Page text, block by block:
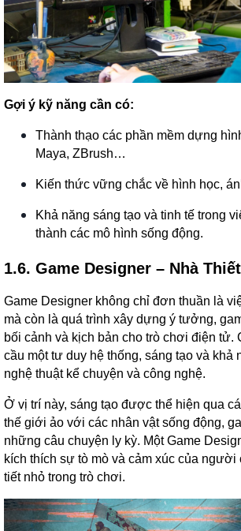
Gợi ý kỹ năng cần có:
Thành thạo các phần mềm dựng
Maya, ZBrush…
Kiến thức vững chắc về hình học,
Khả năng sáng tạo và tinh tế trong
thành các mô hình sống động.
1.6. Game Designer – Nhà
Game Designer không chỉ đơn thuần là
mà còn là quá trình xây dựng ý tưởng,
bối cảnh và kịch bản cho trò chơi điện tử.
cầu một tư duy hệ thống, sáng tạo và khả
nghệ thuật kể chuyện và công nghệ.
Ở vị trí này, sáng tạo được thể hiện qua
thế giới ảo với các nhân vật sống động,
những câu chuyện ly kỳ. Một Game
kích thích sự tò mò và cảm xúc của
tiết nhỏ trong trò chơi.